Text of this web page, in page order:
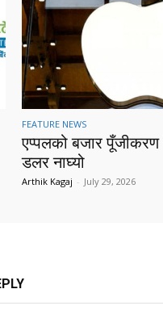
FEATURE NEWS
एप्पलको बजार पूँजीकरण
डलर नाघ्यो
Arthik Kagaj - July 29, 2026